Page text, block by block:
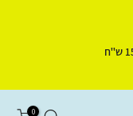
0